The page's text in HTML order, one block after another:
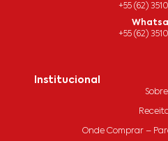
+55 (62)
+55 (62)
Institucional
Sobre
Onde Comprar –